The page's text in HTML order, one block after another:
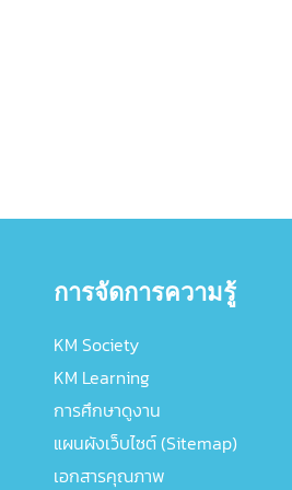
การจัดการความรู้
KM Society
KM Learning
การศึกษาดูงาน
แผนผังเว็บไซต์ (Sitemap)
เอกสารคุณภาพ